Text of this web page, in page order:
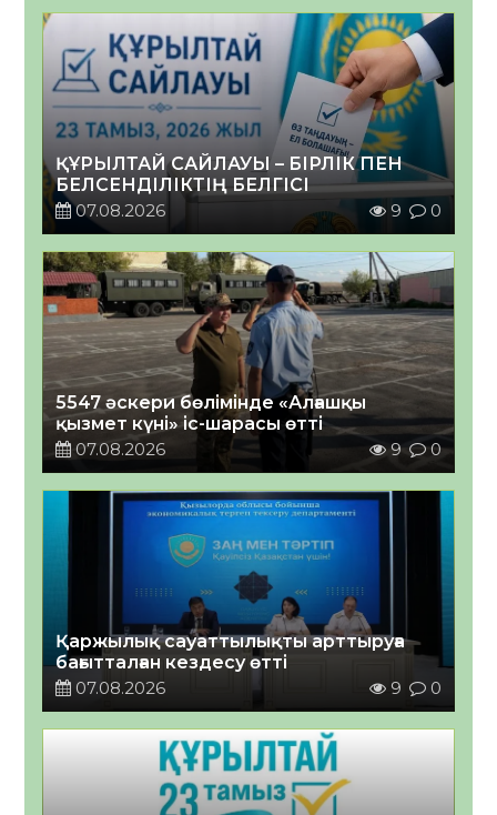
ҚҰРЫЛТАЙ САЙЛАУЫ – БІРЛІК ПЕН
БЕЛСЕНДІЛІКТІҢ БЕЛГІСІ
07.08.2026
9 0
5547 әскери бөлімінде «Алғашқы
қызмет күні» іс-шарасы өтті
07.08.2026
9 0
Қаржылық сауаттылықты арттыруға
бағытталған кездесу өтті
07.08.2026
9 0